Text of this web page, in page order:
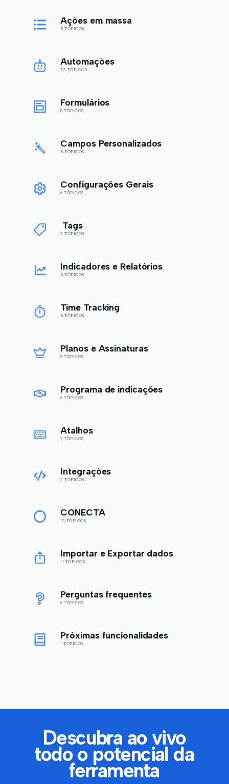
Ações em massa
5 TÓPICOS
Automações
23 TÓPICOS
Formulários
8 TÓPICOS
Campos Personalizados
5 TÓPICOS
Configurações Gerais
6 TÓPICOS
Tags
3 TÓPICOS
Indicadores e Relatórios
5 TÓPICOS
Time Tracking
5 TÓPICOS
Planos e Assinaturas
9 TÓPICOS
Programa de indicações
6 TÓPICOS
Atalhos
7 TÓPICOS
Integrações
2 TÓPICOS
CONECTA
13 TÓPICOS
Importar e Exportar dados
11 TÓPICOS
Perguntas frequentes
6 TÓPICOS
Próximas funcionalidades
1 TÓPICOS
Descubra ao vivo
todo o potencial da
ferramenta